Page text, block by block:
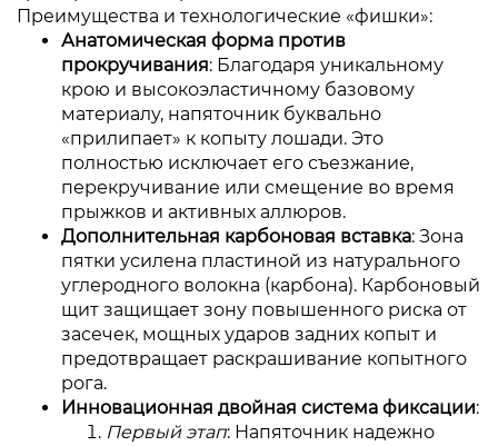
Преимущества и технологические «фишки»:
Анатомическая форма против
прокручивания: Благодаря уникальному
крою и высокоэластичному базовому
материалу, напяточник буквально
«прилипает» к копыту лошади. Это
полностью исключает его съезжание,
перекручивание или смещение во время
прыжков и активных аллюров.
Дополнительная карбоновая вставка: Зона
пятки усилена пластиной из натурального
углеродного волокна (карбона). Карбоновый
щит защищает зону повышенного риска от
засечек, мощных ударов задних копыт и
предотвращает раскрашивание копытного
рога.
Инновационная двойная система фиксации:
Первый этап: Напяточник надежно